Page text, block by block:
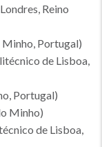
Reino
Minho, Portugal)
de Lisboa,
Portugal)
Minho)
de Lisboa,